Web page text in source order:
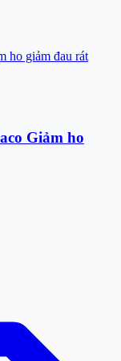
Giảm ho